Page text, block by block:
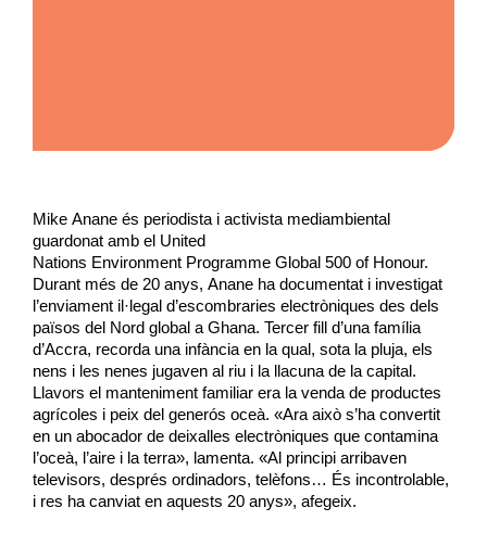
Mike Anane és periodista i activista mediambiental
guardonat amb el United
Nations Environment Programme Global 500 of Honour.
Durant més de 20 anys, Anane ha documentat i investigat
l’enviament il·legal d’escombraries electròniques des dels
països del Nord global a Ghana. Tercer fill d’una família
d’Accra, recorda una infància en la qual, sota la pluja, els
nens i les nenes jugaven al riu i la llacuna de la capital.
Llavors el manteniment familiar era la venda de productes
agrícoles i peix del generós oceà. «Ara això s’ha convertit
en un abocador de deixalles electròniques que contamina
l’oceà, l’aire i la terra», lamenta. «Al principi arribaven
televisors, després ordinadors, telèfons… És incontrolable,
i res ha canviat en aquests 20 anys», afegeix.